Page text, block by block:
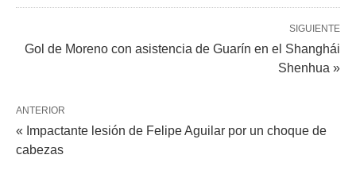
SIGUIENTE
Gol de Moreno con asistencia de Guarín en el Shanghái
Shenhua »
ANTERIOR
« Impactante lesión de Felipe Aguilar por un choque de
cabezas